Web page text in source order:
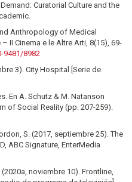
Curatorial Culture and the
Anthropology of Medical
II Cinema e le Altre Arti, 8(15), 69-
9481/8982
3). City Hospital [Serie de
En A. Schutz & M. Natanson
of Social Reality (pp. 207-259).
S. (2017, septiembre 25). The
ABC Signature, EnterMedia
noviembre 10). Frontline,